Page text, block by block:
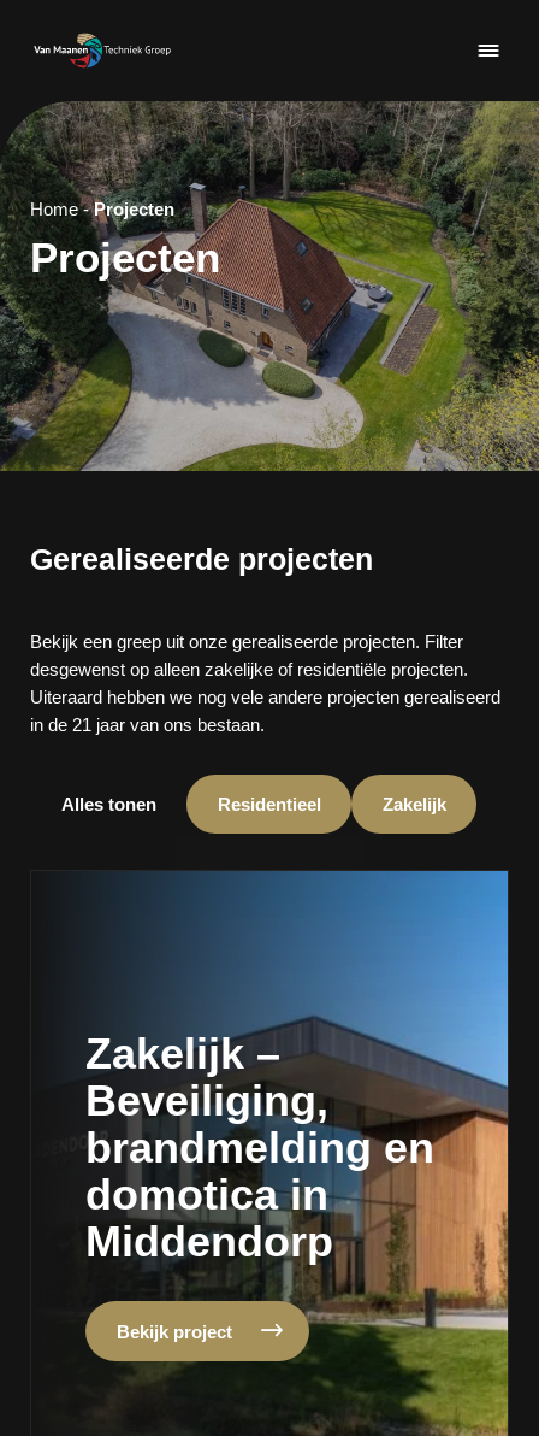
Home-Projecten
Projecten
Gerealiseerde projecten
Bekijk een greep uit onze gerealiseerde projecten. Filter
desgewenst op alleen zakelijke of residentiële projecten.
Uiteraard hebben we nog vele andere projecten gerealiseerd
in de 21 jaar van ons bestaan.
Alles tonen Residentieel Zakelijk
Zakelijk –
Beveiliging,
brandmelding en
domotica in
Middendorp
Bekijk project